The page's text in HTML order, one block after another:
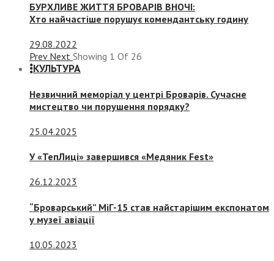
БУРХЛИВЕ ЖИТТЯ БРОВАРІВ ВНОЧІ:
Хто найчастіше порушує комендантську годину
29.08.2022
Prev Next Showing 1 Of 26
КУЛЬТУРА
Незвичний меморіал у центрі Броварів. Сучасне
мистецтво чи порушення порядку?
25.04.2025
У «ТепЛиці» завершився «Медяник Fest»
26.12.2023
“Броварський” МіГ-15 став найстарішим експонатом
у музеї авіації
10.05.2023